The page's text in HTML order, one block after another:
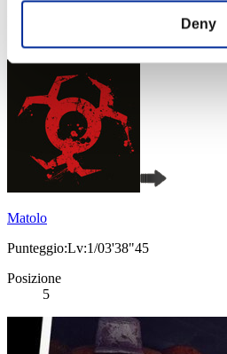
Deny
Matolo
Punteggio:Lv:1/03'38"45
Posizione
5